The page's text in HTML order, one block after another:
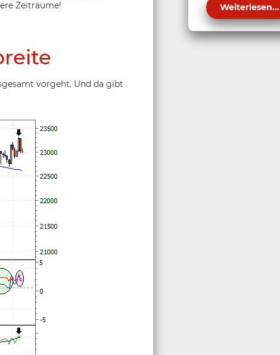
Zeiträume!
vorgeht. Und da gibt
Weiterlesen...